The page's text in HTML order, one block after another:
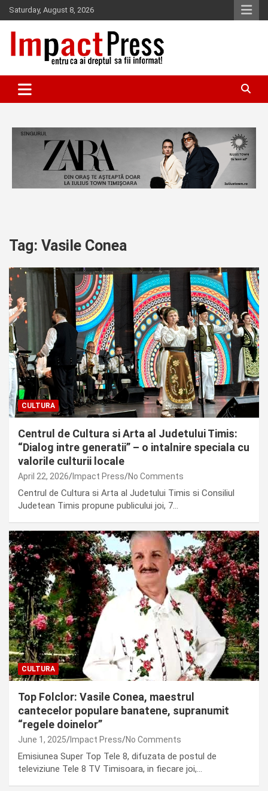
Skip
to
content
Saturday, August 8, 2026
IMPACTPRESS
Tag: Vasile Conea
CULTURA
Centrul de Cultura si Arta al Judetului Timis:
“Dialog intre generatii” – o intalnire speciala cu
valorile culturii locale
April 22, 2026 Impact Press No Comments
Centrul de Cultura si Arta al Judetului Timis si Consiliul
Judetean Timis propune publicului joi, 7…
CULTURA
Top Folclor: Vasile Conea, maestrul
cantecelor populare banatene, supranumit
“regele doinelor”
June 1, 2025 Impact Press No Comments
Emisiunea Super Top Tele 8, difuzata de postul de
televiziune Tele 8 TV Timisoara, in fiecare joi,…